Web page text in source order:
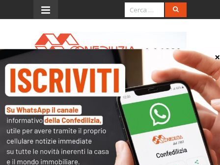
Menu
Quotidiano Nazionale –
5.7.2016 – I prezzi delle
case scendono ancora – In
cinque anni il mattone è
crollato